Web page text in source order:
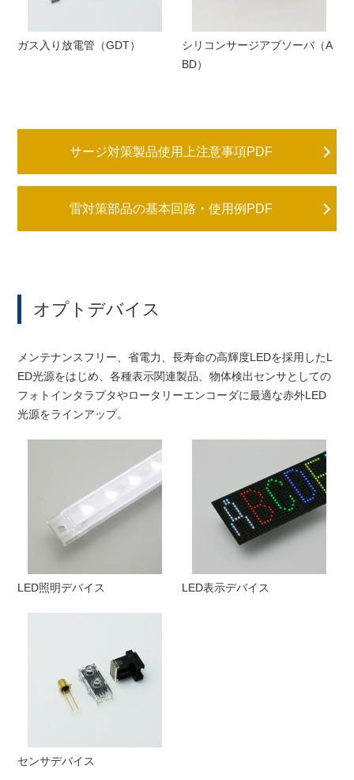
ガス入り放電管（GDT）
シリコンサージアブソーバ（A
BD）
サージ対策製品使用上注意事項PDF
雷対策部品の基本回路・使用例PDF
オプトデバイス
メンテナンスフリー、省電力、長寿命の高輝度LEDを採用したL
ED光源をはじめ、各種表示関連製品、物体検出センサとしての
フォトインタラプタやロータリーエンコーダに最適な赤外LED
光源をラインアップ。
LED照明デバイス LED表示デバイス
センサデバイス